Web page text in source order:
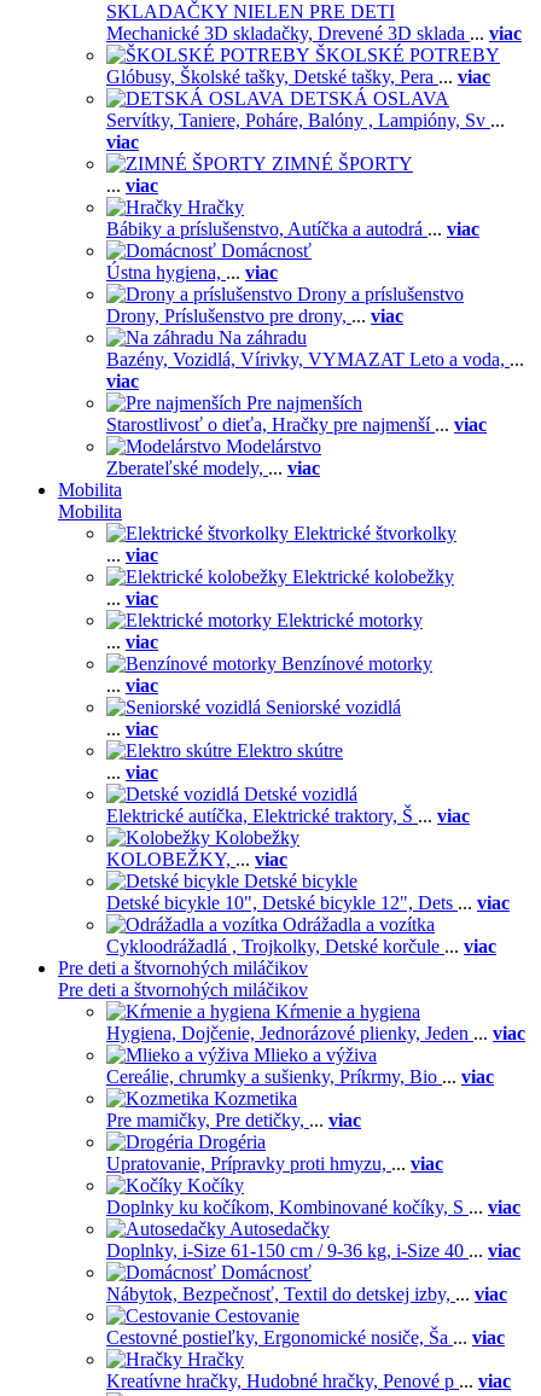
SKLADAČKY NIELEN PRE DETI
Mechanické 3D skladačky, Drevené 3D sklada ... viac
ŠKOLSKÉ POTREBY
Glóbusy, Školské tašky, Detské tašky, Pera ... viac
DETSKÁ OSLAVA
Servítky, Taniere, Poháre, Balóny , Lampióny, Sv ...
viac
ZIMNÉ ŠPORTY
... viac
Hračky
Bábiky a príslušenstvo, Autíčka a autodrá ... viac
Domácnosť
Ústna hygiena, ... viac
Drony a príslušenstvo
Drony, Príslušenstvo pre drony, ... viac
Na záhradu
Bazény, Vozidlá, Vírivky, VYMAZAT Leto a voda, ...
viac
Pre najmenších
Starostlivosť o dieťa, Hračky pre najmenší ... viac
Modelárstvo
Zberateľské modely, ... viac
Mobilita
Mobilita
Elektrické štvorkolky
... viac
Elektrické kolobežky
... viac
Elektrické motorky
... viac
Benzínové motorky
... viac
Seniorské vozidlá
... viac
Elektro skútre
... viac
Detské vozidlá
Elektrické autíčka, Elektrické traktory, Š ... viac
Kolobežky
KOLOBEŽKY, ... viac
Detské bicykle
Detské bicykle 10", Detské bicykle 12", Dets ... viac
Odrážadla a vozítka
Cykloodrážadlá , Trojkolky, Detské korčule ... viac
Pre deti a štvornohých miláčikov
Pre deti a štvornohých miláčikov
Kŕmenie a hygiena
Hygiena, Dojčenie, Jednorázové plienky, Jeden ... viac
Mlieko a výživa
Cereálie, chrumky a sušienky, Príkrmy, Bio ... viac
Kozmetika
Pre mamičky, Pre detičky, ... viac
Drogéria
Upratovanie, Prípravky proti hmyzu, ... viac
Kočíky
Doplnky ku kočíkom, Kombinované kočíky, S ... viac
Autosedačky
Doplnky, i-Size 61-150 cm / 9-36 kg, i-Size 40 ... viac
Domácnosť
Nábytok, Bezpečnosť, Textil do detskej izby, ... viac
Cestovanie
Cestovné postieľky, Ergonomické nosiče, Ša ... viac
Hračky
Kreatívne hračky, Hudobné hračky, Penové p ... viac